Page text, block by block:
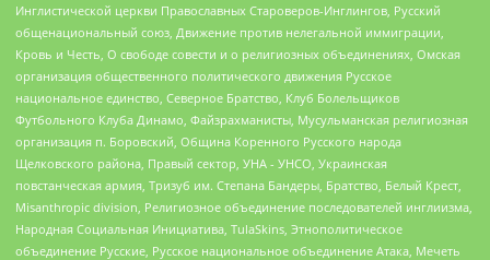
Инглистической церкви Православных Староверов-Инглингов, Русский
общенациональный союз, Движение против нелегальной иммиграции,
Кровь и Честь, О свободе совести и о религиозных объединениях, Омская
организация общественного политического движения Русское
национальное единство, Северное Братство, Клуб Болельщиков
Футбольного Клуба Динамо, Файзрахманисты, Мусульманская религиозная
организация п. Боровский, Община Коренного Русского народа
Щелковского района, Правый сектор, УНА - УНСО, Украинская
повстанческая армия, Тризуб им. Степана Бандеры, Братство, Белый Крест,
Misanthropic division, Религиозное объединение последователей инглиизма,
Народная Социальная Инициатива, TulaSkins, Этнополитическое
объединение Русские, Русское национальное объединение Атака, Мечеть